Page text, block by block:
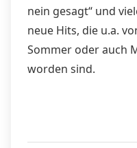
nein gesagt“ und
neue Hits, die u.a.
Sommer oder auch
worden sind.